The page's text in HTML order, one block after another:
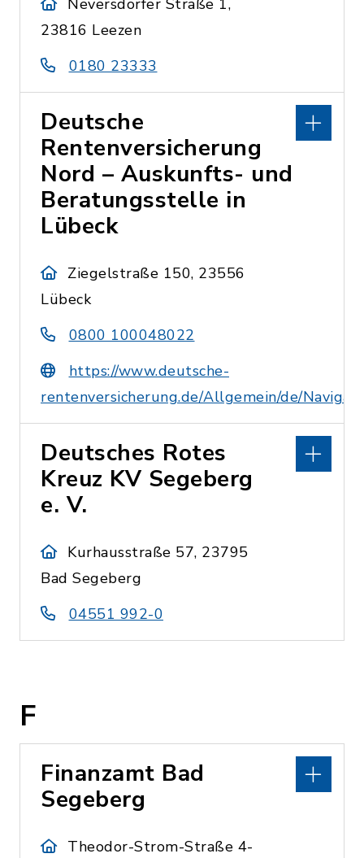
Neversdorfer Straße 1,
23816 Leezen
0180 23333
Deutsche
Rentenversicherung
Nord – Auskunfts- und
Beratungsstelle in
Lübeck
Ziegelstraße 150, 23556
Lübeck
0800 100048022
https://www.deutsche-
rentenversicherung.de/Allgemein/de/
Deutsches Rotes
Kreuz KV Segeberg
e. V.
Kurhausstraße 57, 23795
Bad Segeberg
04551 992-0
F
Finanzamt Bad
Segeberg
Theodor-Strom-Straße 4-